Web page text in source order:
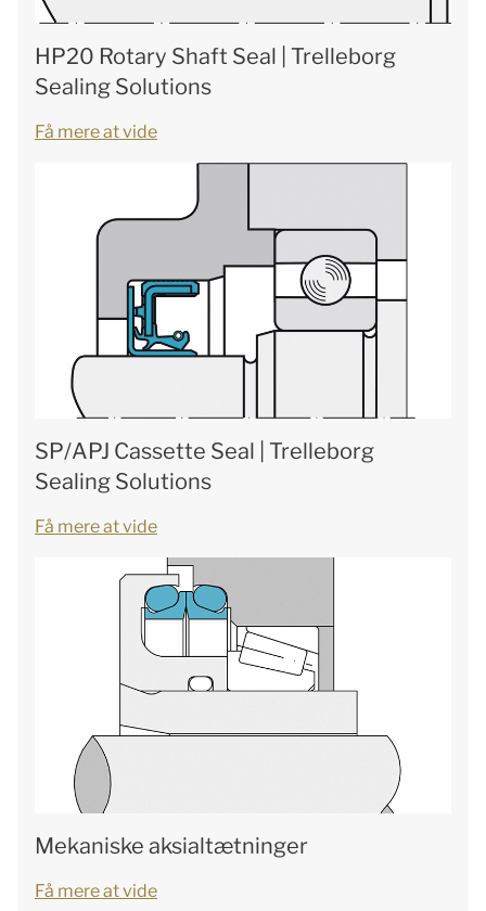
HP20 Rotary Shaft Seal | Trelleborg
Sealing Solutions
Få mere at vide
SP/APJ Cassette Seal | Trelleborg
Sealing Solutions
Få mere at vide
Mekaniske aksialtætninger
Få mere at vide